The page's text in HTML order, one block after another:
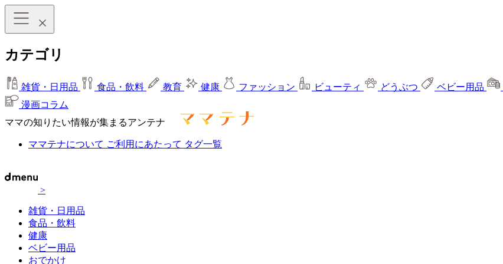
カテゴリ
雑貨・日用品 食品・飲料 教育 健康 ファッション ビューティ どうぶつ ベビー用品
漫画コラム
ママの知りたい情報が集まるアンテナ
ママテナについて ご利用にあたって タグ一覧
>
雑貨・日用品
食品・飲料
健康
ベビー用品
おでかけ